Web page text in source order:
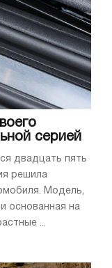
серией
двадцать пять
решила
Модель,
основанная на
...